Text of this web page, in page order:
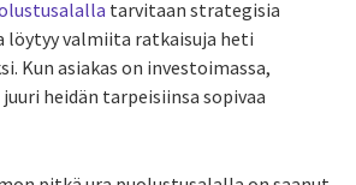
tarvitaan strategisia
löytyy valmiita ratkaisuja heti
Kun asiakas on investoimassa,
heidän tarpeisiinsa sopivaa